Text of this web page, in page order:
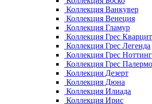
Коллекция Ванкувер
Коллекция Венеция
Коллекция Гламур
Коллекция Грес Кварцит
Коллекция Грес Легенда
Коллекция Грес
Коллекция Грес Палермо
Коллекция Дезерт
Коллекция Дюна
Коллекция Илиада
Коллекция Ирис